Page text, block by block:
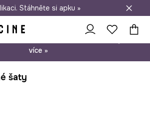
při nákupu nad 1 200 Kč
Stáhněte si apku »
více »
šaty